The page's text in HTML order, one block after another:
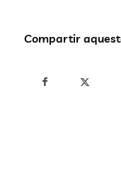
Compartir